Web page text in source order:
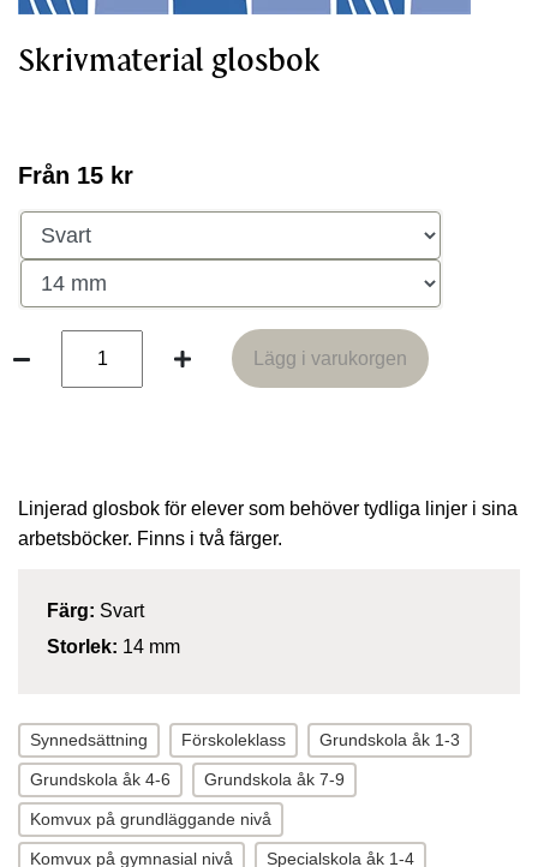
Skrivmaterial glosbok
Från 15 kr
Färg
Storlek
Lägg i varukorgen
Lägg i varukorgen
Linjerad glosbok för elever som behöver tydliga linjer i sina
arbetsböcker. Finns i två färger.
Färg: Svart
Storlek: 14 mm
Synnedsättning Förskoleklass Grundskola åk 1-3
Grundskola åk 4-6 Grundskola åk 7-9
Komvux på grundläggande nivå
Komvux på gymnasial nivå Specialskola åk 1-4